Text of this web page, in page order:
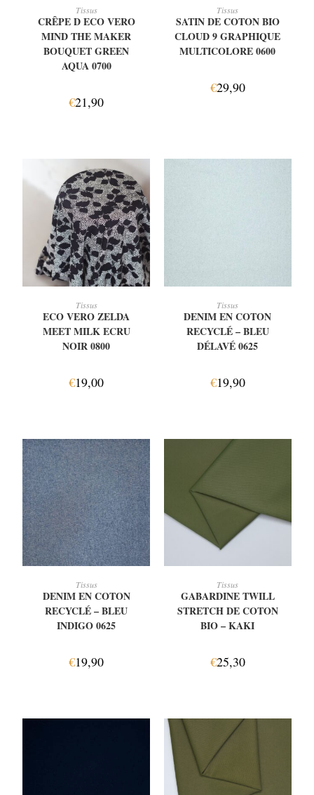
AJOUTER AU PANIER
Tissus
CRÊPE D ECO VERO
MIND THE MAKER
BOUQUET GREEN
AQUA 0700
€21,90
AJOUTER AU PANIER
Tissus
SATIN DE COTON BIO
CLOUD 9 GRAPHIQUE
MULTICOLORE 0600
€29,90
AJOUTER AU PANIER
Tissus
ECO VERO ZELDA
MEET MILK ECRU
NOIR 0800
€19,00
AJOUTER AU PANIER
Tissus
DENIM EN COTON
RECYCLÉ – BLEU
DÉLAVÉ 0625
€19,90
AJOUTER AU PANIER
Tissus
DENIM EN COTON
RECYCLÉ – BLEU
INDIGO 0625
€19,90
AJOUTER AU PANIER
Tissus
GABARDINE TWILL
STRETCH DE COTON
BIO – KAKI
€25,30